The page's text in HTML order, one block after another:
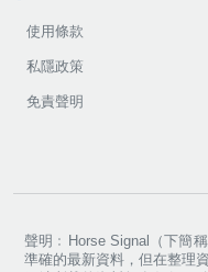
使用條款
私隱政策
免責聲明
聲明﹕Horse Signal（下簡
準確的最新資料，但在整理